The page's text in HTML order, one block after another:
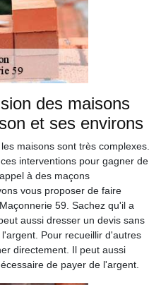
des maisons
et ses environs
maisons sont très complexes.
interventions pour gagner de
à des maçons
vous proposer de faire
59. Sachez qu'il a
aussi dresser un devis sans
Pour recueillir d'autres
directement. Il peut aussi
de payer de l'argent.